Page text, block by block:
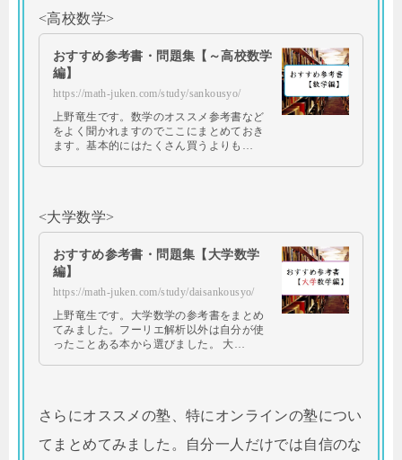
<高校数学>
おすすめ参考書・問題集【～高校数学
編】
https://math-juken.com/study/sankousyo/
上野竜生です。数学のオススメ参考書など
をよく聞かれますのでここにまとめておき
ます。基本的にはたくさん買うよりも…
<大学数学>
おすすめ参考書・問題集【大学数学
編】
https://math-juken.com/study/daisankousyo/
上野竜生です。大学数学の参考書をまとめ
てみました。フーリエ解析以外は自分が使
ったことある本から選びました。 大…
さらにオススメの塾、特にオンラインの塾につい
てまとめてみました。自分一人だけでは自信のな